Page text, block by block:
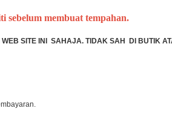
membuat tempahan.
SITE INI SAHAJA. TIDAK SAH DI BUTIK